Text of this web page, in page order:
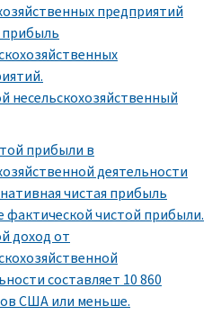
предприятий
прибыль
несельскохозяйственный
прибыли в
деятельности
чистая прибыль
фактической чистой прибыли.
доход от
составляет 10 860
США или меньше.